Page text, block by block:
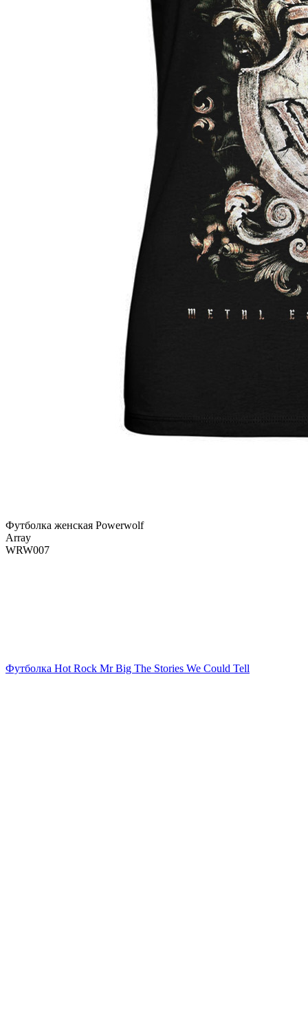
Футболка женская Powerwolf
Array
WRW007
Футболка Hot Rock Mr Big The Stories We Could Tell